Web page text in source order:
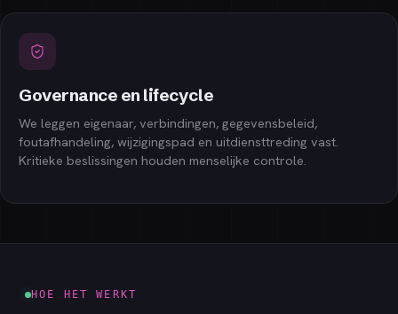
Governance en lifecycle
We leggen eigenaar, verbindingen, gegevensbeleid,
foutafhandeling, wijzigingspad en uitdiensttreding vast.
Kritieke beslissingen houden menselijke controle.
HOE HET WERKT